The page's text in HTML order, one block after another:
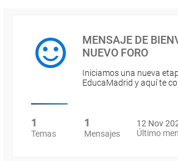
MENSAJE DE
NUEVO FORO
Iniciamos una nueva
EducaMadrid y aquí te
1
Temas
1
Mensajes
12 Nov
Último